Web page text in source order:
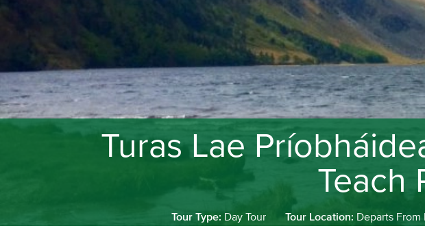
Turas Lae
Teach
Tour Type: Day Tour Tour Location: Departs From